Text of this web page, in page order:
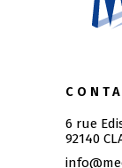
6 rue
92140